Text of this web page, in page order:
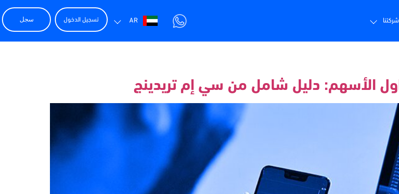
شركتنا AR تسجيل الدخول سجل
الأسهم: دليل شامل من سي إم تريدينج